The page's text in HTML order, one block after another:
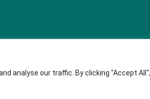
analyse our traffic. By clicking "Accept All",